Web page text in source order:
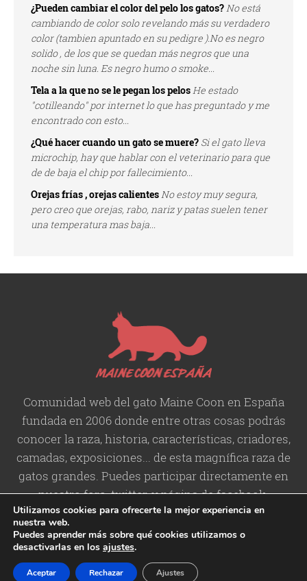
¿Pueden cambiar el color del pelo los gatos?No está
cambiando de color solo revelando más su verdadero
color (tambien apuntado en su pedigre ).No es negro
solido , de los que se quedan más negros que una
noche sin luna. Es negro humo o smoke...
Tela a la que no se le pegan los pelosHe estado
"cotilleando" por internet lo que has preguntado y me
encontrado con esto...
¿Qué hacer cuando un gato se muere? Si el gato lleva
microchip, hay que hablar con el veterinario para que
de de baja el chip por fallecimiento...
Orejas frías , orejas calientesNo estoy muy segura,
pero creo que orejas, rabo, nariz y patas suelen tener
una temperatura mas baja...
Comunidad web del gato Maine Coon en España
fundada en 2006 donde entre otras cosas podrás
conocer la raza, historia,características, criadores,
camadas, exposiciones... de esta magnífica raza de
gatos grandes. Puedes participar directamente en
nuestro foro, twitter, y página de facebook.
Coon España
Privacidad
Utilizamos cookies para ofrecerte la mejor experiencia en
nuestra web.
Puedes aprender más sobre qué cookies utilizamos o
desactivarlas en los ajustes.
Aceptar Rechazar Ajustes